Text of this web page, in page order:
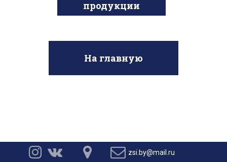
продукции
На главную
    zsi.by@mail.ru